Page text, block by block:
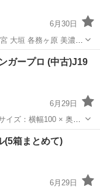
6月30日
大垣 各務ヶ原 美濃
10：00～17:00 ...
シェルフ
ガープロ (中古)J19
6月29日
れる方を優先させて
シシャ
(5箱まとめて)
6月29日